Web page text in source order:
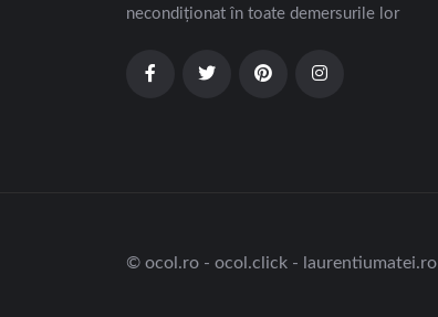
necondiționat în toate demersurile lor
© ocol.ro - ocol.click - laurentiumatei.ro